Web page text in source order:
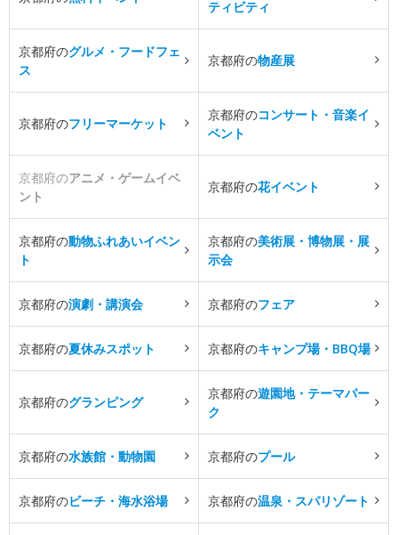
ティビティ
京都府のグルメ・フードフェ
ス
京都府の物産展
京都府のフリーマーケット
京都府のコンサート・音楽イ
ベント
京都府のアニメ・ゲームイベ
ント
京都府の花イベント
京都府の動物ふれあいイベン
ト
京都府の美術展・博物展・展
示会
京都府の演劇・講演会 京都府のフェア
京都府の夏休みスポット 京都府のキャンプ場・BBQ場
京都府のグランピング
京都府の遊園地・テーマパー
ク
京都府の水族館・動物園 京都府のプール
京都府のビーチ・海水浴場 京都府の温泉・スパリゾート